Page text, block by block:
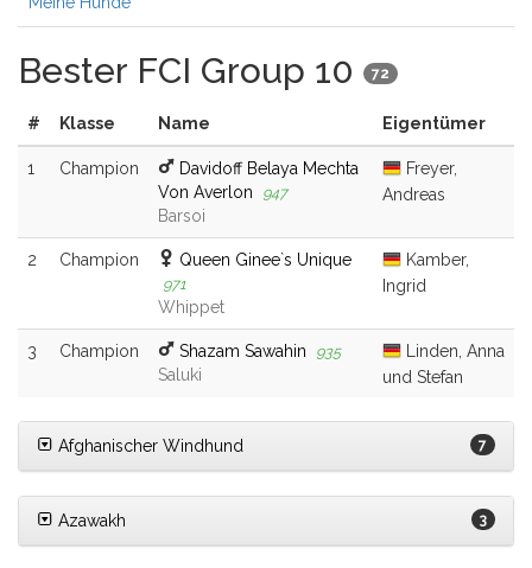
Bester FCI Group 10 72
# Klasse Name Eigentümer
1 Champion
Davidoff Belaya Mechta
Von Averlon
947
Barsoi
Freyer,
Andreas
2 Champion Queen Ginee`s Unique
971
Whippet
Kamber,
Ingrid
3 Champion Shazam Sawahin 935
Saluki
Linden, Anna
und Stefan
Afghanischer Windhund 7
Azawakh 3